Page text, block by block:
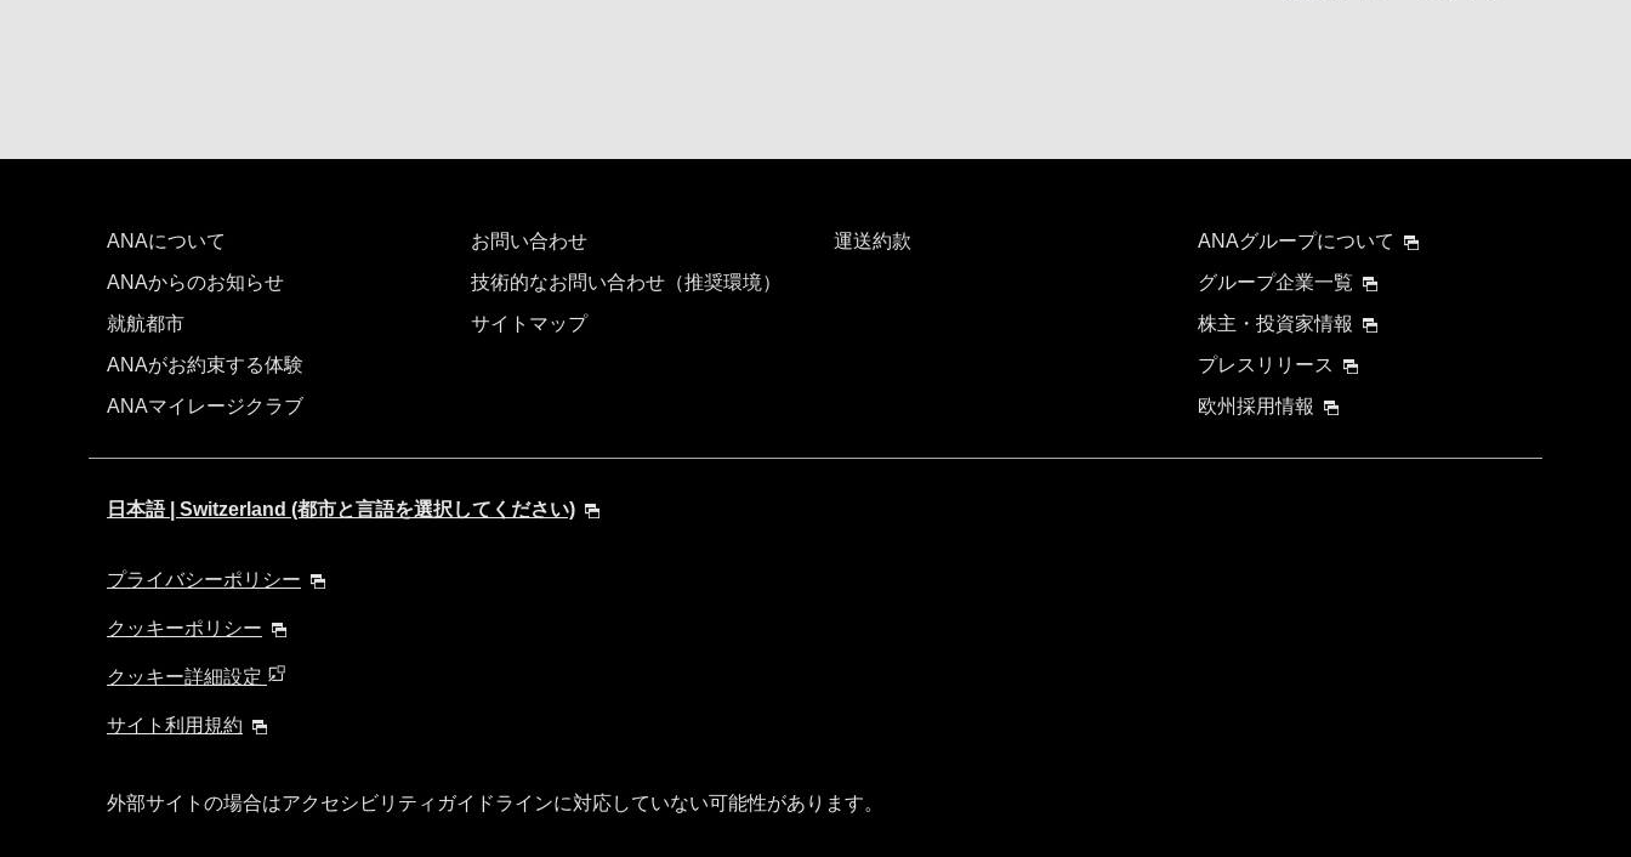
ANAについて
ANAからのお知らせ
就航都市
ANAがお約束する体験
ANAマイレージクラブ
お問い合わせ
技術的なお問い合わせ（推奨環境）
サイトマップ
運送約款
ANAグループについて
グループ企業一覧
株主・投資家情報
プレスリリース
欧州採用情報
日本語 | Switzerland (都市と言語を選択してください)
プライバシーポリシー
クッキーポリシー
クッキー詳細設定
サイト利用規約
外部サイトの場合はアクセシビリティガイドラインに対応していない可能性があります。